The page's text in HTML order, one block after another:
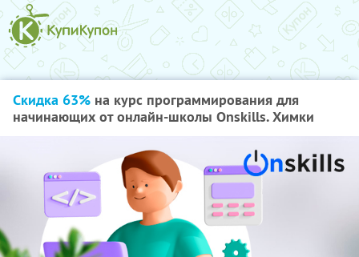
Скидка 63% на курс программирования для
начинающих от онлайн-школы Onskills. Химки